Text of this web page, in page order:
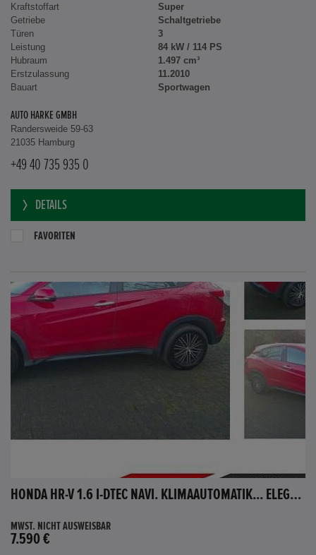
Kraftstoffart
Super
Getriebe
Schaltgetriebe
Türen
3
Leistung
84 kW / 114 PS
Hubraum
1.497 cm³
Erstzulassung
11.2010
Bauart
Sportwagen
AUTO HARKE GMBH
Randersweide 59-63
21035 Hamburg
+49 40 735 935 0
DETAILS
FAVORITEN
HONDA HR-V 1.6 I-DTEC NAVI. KLIMAAUTOMATIK... ELEGANCE
MWST. NICHT AUSWEISBAR
7.590 €